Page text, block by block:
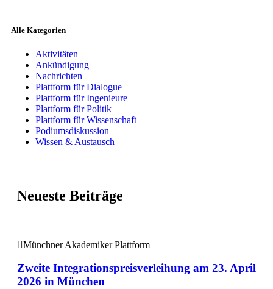
Alle Kategorien
Aktivitäten
Ankündigung
Nachrichten
Plattform für Dialogue
Plattform für Ingenieure
Plattform für Politik
Plattform für Wissenschaft
Podiumsdiskussion
Wissen & Austausch
Neueste Beiträge
Münchner Akademiker Plattform
Zweite Integrationspreisverleihung am 23. April
2026 in München